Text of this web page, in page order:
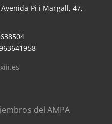
Avenida Pi i Margall, 47,
del AMPA